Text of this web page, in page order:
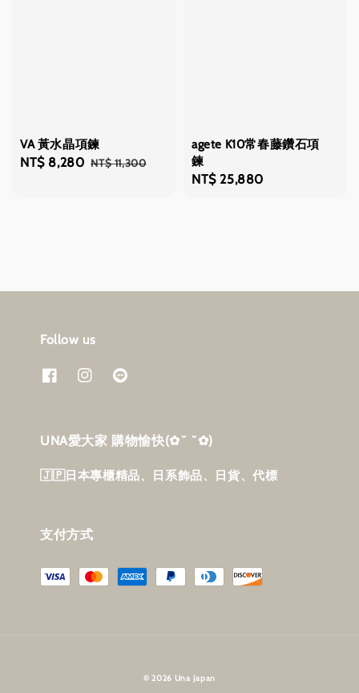
VA 黃水晶項鍊
Sale
NT$ 8,280 Regular
NT$ 11,300
agete K10常春藤鑽石項
鍊
Regular
NT$ 25,880
Follow us
UNA愛大家 購物愉快‎(✿˘ ˘✿)
🇯🇵日本專櫃精品、日系飾品、日貨、代標
支付方式
© 2026 Una Japan